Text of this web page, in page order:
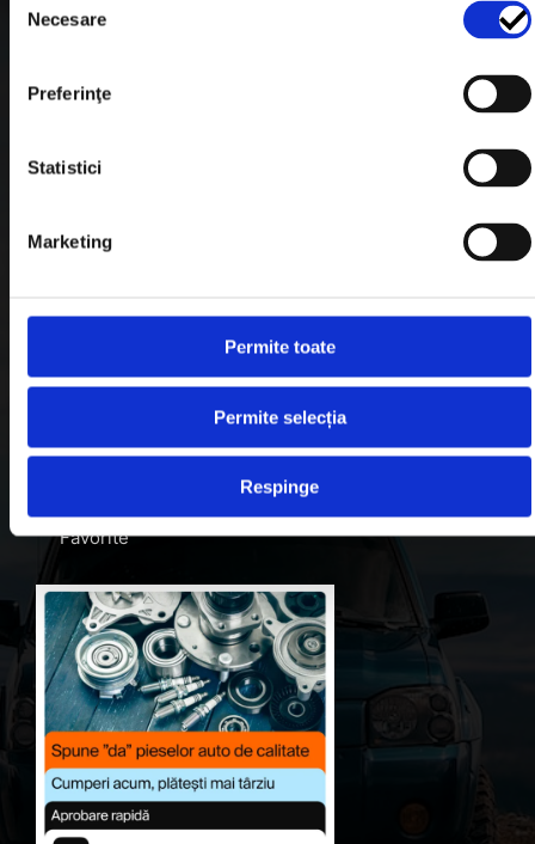
consimțământului
Necesare
Preferinţe
Statistici
Marketing
Permite toate
Permite selecția
Respinge
Politica de Cookies
Despre noi
Favorite